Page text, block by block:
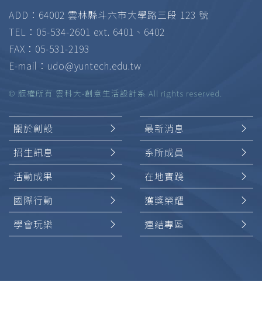
ADD：64002 雲林縣斗六市大學路三段 123 號
TEL：05-534-2601 ext. 6401、6402
FAX：05-531-2193
E-mail： udo@yuntech.edu.tw
© 版權所有 雲科大-創意生活設計系 All rights reserved.
關於創設
最新消息
招生訊息
系所成員
活動成果
在地實踐
國際行動
獲獎榮耀
學會玩樂
連結專區